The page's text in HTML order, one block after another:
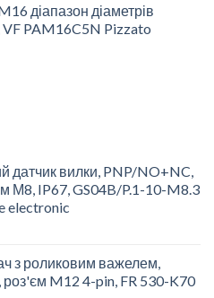
діапазон діаметрів
PAM16C5N Pizzato
датчик вилки, PNP/NO+NC,
М8, IP67, GS04B/P.1-10-M8.3
electronic
з роликовим важелем,
M12 4-pin, FR 530-K70